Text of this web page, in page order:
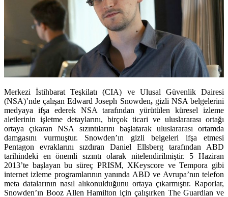
Merkezi İstihbarat Teşkilatı (CIA) ve Ulusal Güvenlik Dairesi
(NSA)’nde çalışan Edward Joseph Snowden, gizli NSA belgelerini
medyaya ifşa ederek NSA tarafından yürütülen küresel izleme
aletlerinin işletme detaylarını, birçok ticari ve uluslararası ortağı
ortaya çıkaran NSA sızıntılarını başlatarak uluslararası ortamda
damgasını vurmuştur. Snowden’ın gizli belgeleri ifşa etmesi
Pentagon evraklarını sızdıran Daniel Ellsberg tarafından ABD
tarihindeki en önemli sızıntı olarak nitelendirilmiştir. 5 Haziran
2013’te başlayan bu süreç PRISM, XKeyscore ve Tempora gibi
internet izleme programlarının yanında ABD ve Avrupa’nın telefon
meta datalarının nasıl alıkonulduğunu ortaya çıkarmıştır. Raporlar,
Snowden’ın Booz Allen Hamilton için çalışırken The Guardian ve